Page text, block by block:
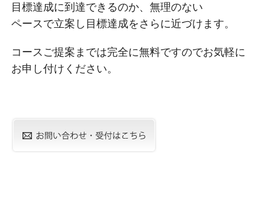
目標達成に到達できるのか、無理のない
ペースで立案し目標達成をさらに近づけます。
コースご提案までは完全に無料ですのでお気軽に
お申し付けください。